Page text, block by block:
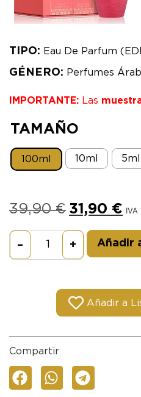
TIPO: Eau De Parfum
GÉNERO: Perfumes
IMPORTANTE: Las
TAMAÑO
100ml 10ml 5ml
39,90€ 31,90 € IVA
– + Añadir
Añadir a
Compartir